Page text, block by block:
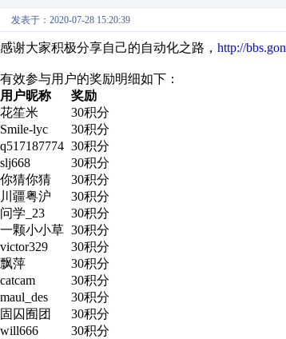
发表于：2020-07-28 15:20:39
感谢大家积极分享自己的自动化之路， http://
有效参与用户的奖励明细如下：
用户昵称
奖励
花笙米
30积分
Smile-lyc
30积分
q517187774 30积分
slj668
30积分
你猜你猜
30积分
川疆粤沪
30积分
问学_23
30积分
一颗小小草 30积分
victor329
30积分
飘萍
30积分
catcam
30积分
maul_des
30积分
固囚囿团
30积分
will666
30积分